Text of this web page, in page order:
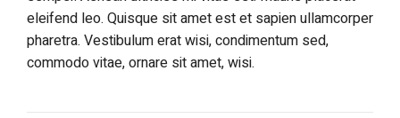
eleifend leo. Quisque sit amet est et sapien ullamcorper
pharetra. Vestibulum erat wisi, condimentum sed,
commodo vitae, ornare sit amet, wisi.